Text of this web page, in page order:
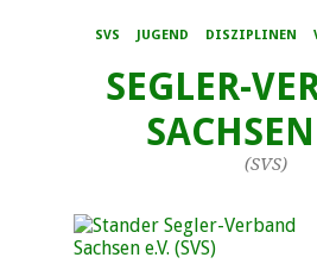
SVS JUGEND DISZIPLINEN
SEGLER-
(SVS)